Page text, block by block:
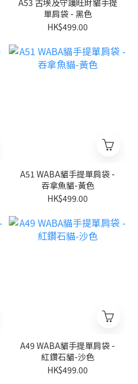
A53 古埃及守護旺財貓手提
單肩袋 - 黑色
HK$499.00
A51 WABA貓手提單肩袋 -
吞拿魚貓-黃色
HK$499.00
A49 WABA貓手提單肩袋 -
紅鑽石貓-沙色
HK$499.00